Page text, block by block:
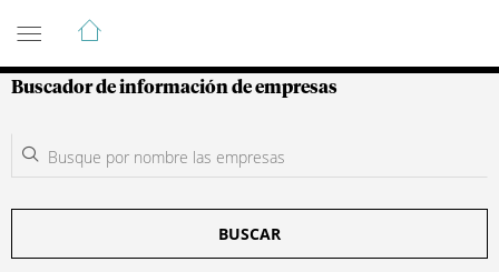
Guía de Empresas Colombianas
Buscador de información de empresas
BUSCAR